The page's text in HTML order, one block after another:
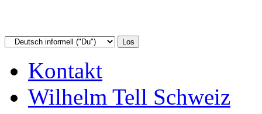
Kontakt
Wilhelm Tell Schweiz